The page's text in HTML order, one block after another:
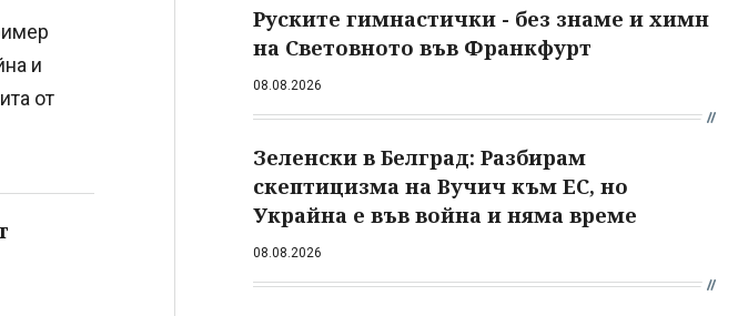
и
от
Руските гимнастички - без знаме и химн
на Световното във Франкфурт
08.08.2026
Зеленски в Белград: Разбирам
скептицизма на Вучич към ЕС, но
Украйна е във война и няма време
08.08.2026